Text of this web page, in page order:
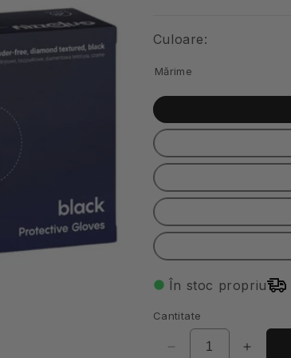
Culoare:
Mărime
În stoc propriu
Cantitate
Reduceți
Creșteți